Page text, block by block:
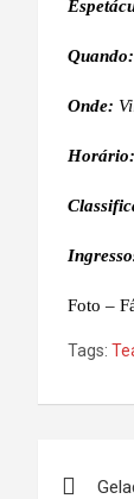
Quando:
Onde:
Horário:
Foto –
Tags: